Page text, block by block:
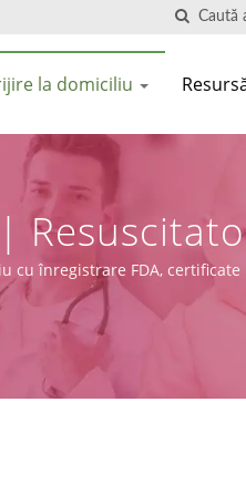
la domiciliu
înregistrare FDA, certificate